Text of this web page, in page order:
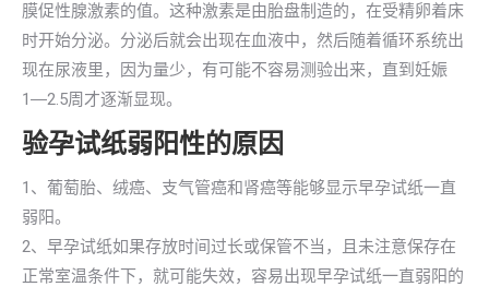
膜促性腺激素的值。这种激素是由胎盘制造的，在受精卵着床
时开始分泌。分泌后就会出现在血液中，然后随着循环系统出
现在尿液里，因为量少，有可能不容易测验出来，直到妊娠
1―2.5周才逐渐显现。
验孕试纸弱阳性的原因
1、葡萄胎、绒癌、支气管癌和肾癌等能够显示早孕试纸一直
弱阳。
2、早孕试纸如果存放时间过长或保管不当，且未注意保存在
正常室温条件下，就可能失效，容易出现早孕试纸一直弱阳的